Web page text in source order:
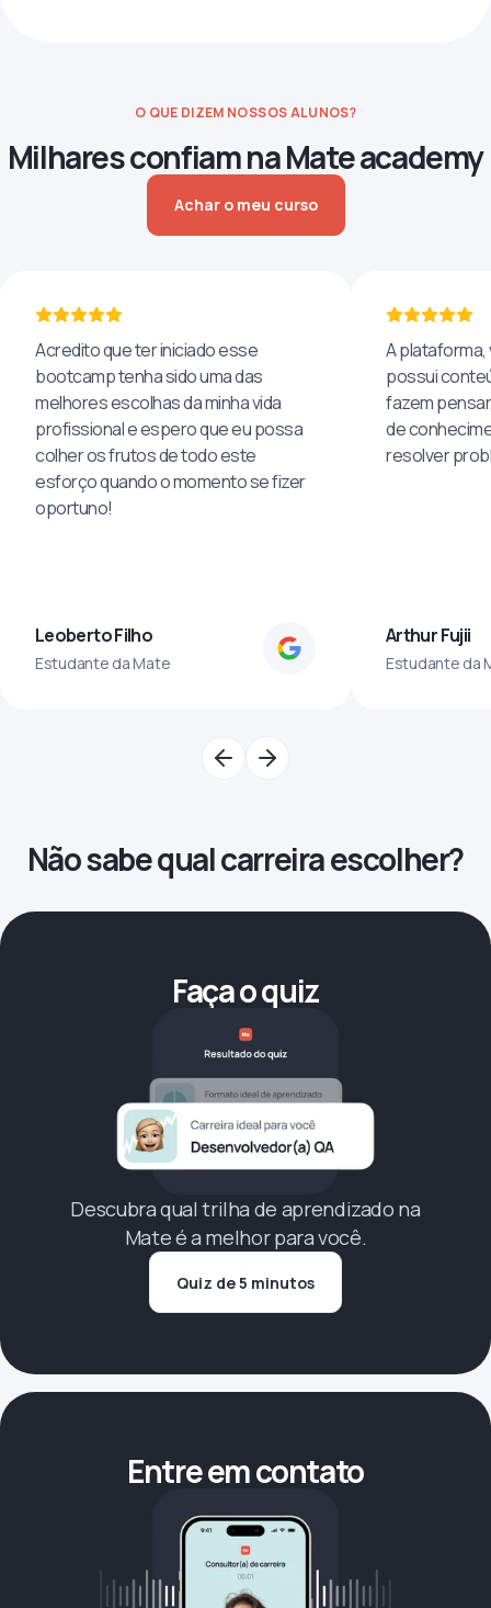
O QUE DIZEM NOSSOS ALUNOS?
Milhares confiam na Mate academy
Achar o meu curso
Acredito que ter iniciado esse
bootcamp tenha sido uma das
melhores escolhas da minha vida
profissional e espero que eu possa
colher os frutos de todo este
esforço quando o momento se fizer
oportuno!
Leoberto Filho
Estudante da Mate
A plataforma,
possui
fazem
de
resolver
Arthur Fujii
Estudante da
Não sabe qual carreira escolher?
Faça o quiz
Descubra qual trilha de aprendizado na
Mate é a melhor para você.
Quiz de 5 minutos
Entre em contato